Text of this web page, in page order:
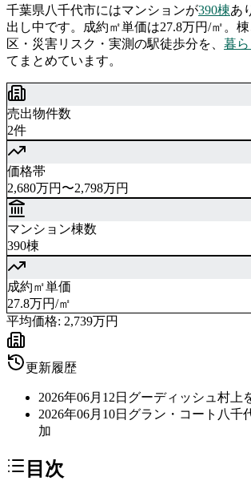
千葉県八千代市にはマンションが390棟あ
出し中です。
成約㎡単価は27.8万円/㎡。
区・災害リスク・実測の駅徒歩分を、 暮
てまとめています。
売出物件数
2件
価格帯
2,680万円〜2,798万円
マンション棟数
390棟
成約㎡単価
27.8万円/㎡
平均価格: 2,739万円
更新履歴
2026年06月12日 グーディッシュ村上
2026年06月10日 グラン・コート八千
加
目次